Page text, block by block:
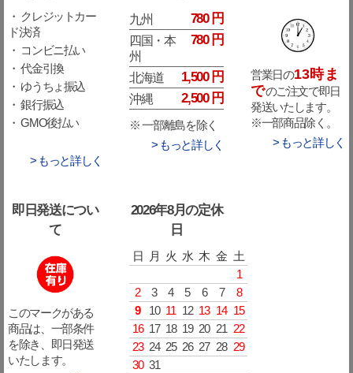
・ クレジットカー
ド決済
・ コンビニ払い
・ 代金引換
・ ゆうちょ振込
・ 銀行振込
・ GMO後払い
> もっと詳しく
九州 780 円
四国・本
州
780 円
北海道 1,500 円
沖縄 2,500 円
※ 一部離島を除く
> もっと詳しく
営業日の13時ま
でのご注文で即日
発送いたします。
※一部商品除く。
> もっと詳しく
即日発送につい
て
このマークがある
商品は、一部条件
を除き、即日発送
いたします。
2026年8月の定休
日
日 月 火 水 木 金 土
1
2
3 4 5 6 7
8
9
10 11 12 13 14 15
16 17 18 19 20 21 22
23 24 25 26 27 28 29
30 31